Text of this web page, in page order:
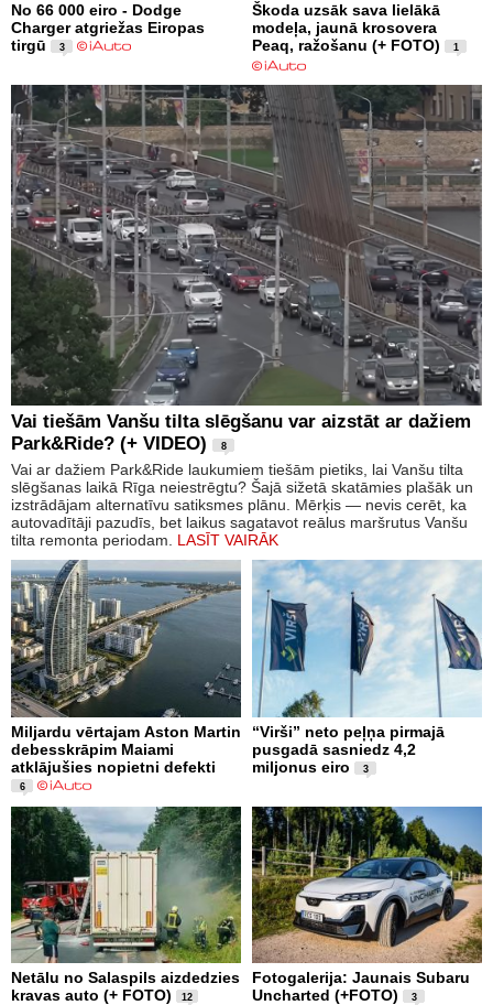
No 66 000 eiro - Dodge
Charger atgriežas Eiropas
tirgū
3
Škoda uzsāk sava lielākā
modeļa, jaunā krosovera
Peaq, ražošanu (+ FOTO)
1
Vai tiešām Vanšu tilta slēgšanu var aizstāt ar dažiem
Park&Ride? (+ VIDEO)
8
Vai ar dažiem Park&Ride laukumiem tiešām pietiks, lai Vanšu tilta
slēgšanas laikā Rīga neiestrēgtu? Šajā sižetā skatāmies plašāk un
izstrādājam alternatīvu satiksmes plānu. Mērķis — nevis cerēt, ka
autovadītāji pazudīs, bet laikus sagatavot reālus maršrutus Vanšu
tilta remonta periodam. LASĪT VAIRĀK
Miljardu vērtajam Aston Martin
debesskrāpim Maiami
atklājušies nopietni defekti
6
“Virši” neto peļņa pirmajā
pusgadā sasniedz 4,2
miljonus eiro
3
Netālu no Salaspils aizdedzies
kravas auto (+ FOTO)
12
Fotogalerija: Jaunais Subaru
Uncharted (+FOTO)
3